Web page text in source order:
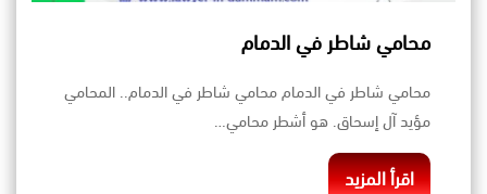
محامي شاطر في الدمام
محامي شاطر في الدمام محامي شاطر في الدمام.. المحامي
مؤيد آل إسحاق. هو أشطر محامي…
اقرأ المزيد